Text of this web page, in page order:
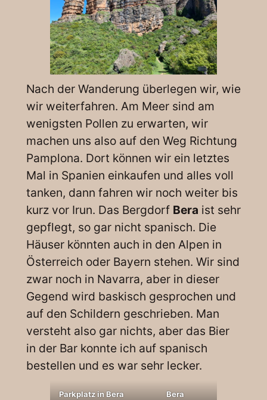
Nach der Wanderung überlegen wir, wie
wir weiterfahren. Am Meer sind am
wenigsten Pollen zu erwarten, wir
machen uns also auf den Weg Richtung
Pamplona. Dort können wir ein letztes
Mal in Spanien einkaufen und alles voll
tanken, dann fahren wir noch weiter bis
kurz vor Irun. Das Bergdorf Bera ist sehr
gepflegt, so gar nicht spanisch. Die
Häuser könnten auch in den Alpen in
Österreich oder Bayern stehen. Wir sind
zwar noch in Navarra, aber in dieser
Gegend wird baskisch gesprochen und
auf den Schildern geschrieben. Man
versteht also gar nichts, aber das Bier
in der Bar konnte ich auf spanisch
bestellen und es war sehr lecker.
Parkplatz in Bera Bera